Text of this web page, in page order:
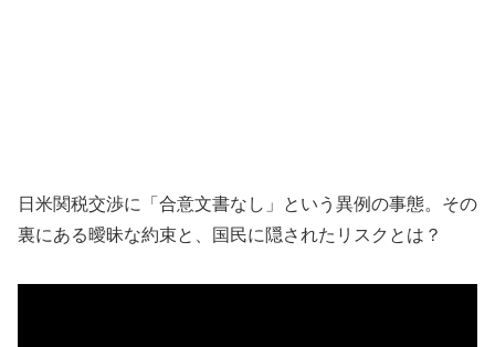
日米関税交渉に「合意文書なし」という異例の事態。その
裏にある曖昧な約束と、国民に隠されたリスクとは？